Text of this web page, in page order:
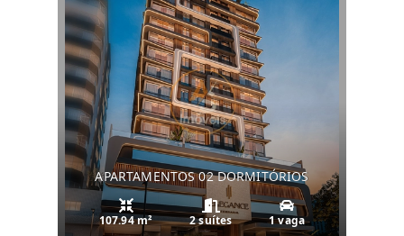
APARTAMENTOS 02 DORMITÓRIOS
107.94 m² 2 suítes 1 vaga